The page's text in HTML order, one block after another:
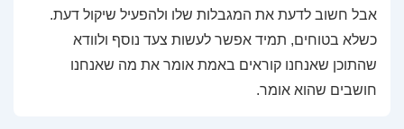
אבל חשוב לדעת את המגבלות שלו ולהפעיל שיקול דעת.
כשלא בטוחים, תמיד אפשר לעשות צעד נוסף ולוודא
שהתוכן שאנחנו קוראים באמת אומר את מה שאנחנו
חושבים שהוא אומר.